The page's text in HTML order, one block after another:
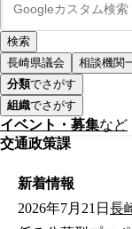
長崎県議会
相談機関
分類でさがす
組織でさがす
イベント・募集など
交通政策課
新着情報
2026年7月21日 長